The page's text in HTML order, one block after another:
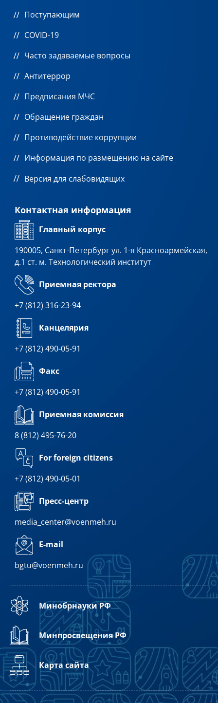
Поступающим
COVID-19
Часто задаваемые вопросы
Антитеррор
Предписания МЧС
Обращение граждан
Противодействие коррупции
Информация по размещению на сайте
Версия для слабовидящих
Контактная информация
Главный корпус
190005, Санкт-Петербург ул. 1-я Красноармейская,
д.1 ст. м. Технологический институт
Приемная ректора
+7 (812) 316-23-94
Канцелярия
+7 (812) 490-05-91
Факс
+7 (812) 490-05-91
Приемная комиссия
8 (812) 495-76-20
For foreign citizens
+7 (812) 490-05-01
Пресс-центр
media_center@voenmeh.ru
E-mail
bgtu@voenmeh.ru
Минобрнауки РФ
Минпросвещения РФ
Карта сайта